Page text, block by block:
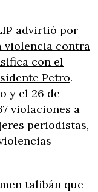
advirtió por
violencia contra
con el
Petro.
y el 26 de
violaciones a
periodistas,
talibán que